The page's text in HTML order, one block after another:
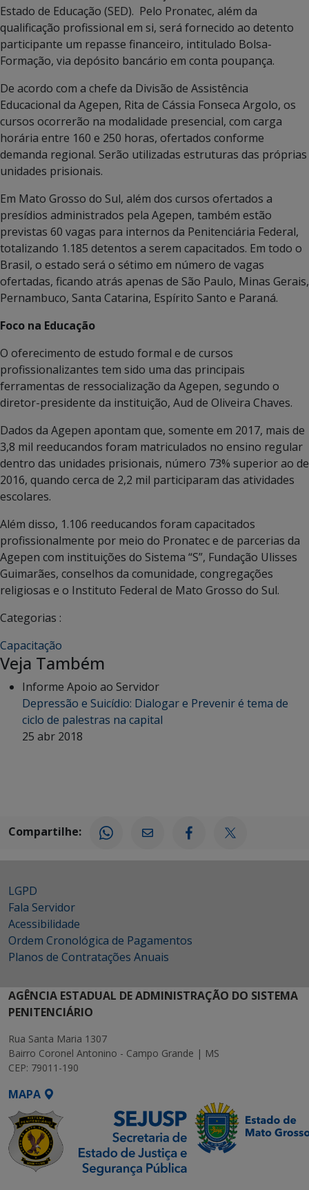
Estado de Educação (SED). Pelo Pronatec, além da
qualificação profissional em si, será fornecido ao detento
participante um repasse financeiro, intitulado Bolsa-
Formação, via depósito bancário em conta poupança.
De acordo com a chefe da Divisão de Assistência
Educacional da Agepen, Rita de Cássia Fonseca Argolo, os
cursos ocorrerão na modalidade presencial, com carga
horária entre 160 e 250 horas, ofertados conforme
demanda regional. Serão utilizadas estruturas das próprias
unidades prisionais.
Em Mato Grosso do Sul, além dos cursos ofertados a
presídios administrados pela Agepen, também estão
previstas 60 vagas para internos da Penitenciária Federal,
totalizando 1.185 detentos a serem capacitados. Em todo o
Brasil, o estado será o sétimo em número de vagas
ofertadas, ficando atrás apenas de São Paulo, Minas Gerais,
Pernambuco, Santa Catarina, Espírito Santo e Paraná.
Foco na Educação
O oferecimento de estudo formal e de cursos
profissionalizantes tem sido uma das principais
ferramentas de ressocialização da Agepen, segundo o
diretor-presidente da instituição, Aud de Oliveira Chaves.
Dados da Agepen apontam que, somente em 2017, mais de
3,8 mil reeducandos foram matriculados no ensino regular
dentro das unidades prisionais, número 73% superior ao de
2016, quando cerca de 2,2 mil participaram das atividades
escolares.
Além disso, 1.106 reeducandos foram capacitados
profissionalmente por meio do Pronatec e de parcerias da
Agepen com instituições do Sistema “S”, Fundação Ulisses
Guimarães, conselhos da comunidade, congregações
religiosas e o Instituto Federal de Mato Grosso do Sul.
Categorias :
Capacitação
Veja Também
Informe Apoio ao Servidor
Depressão e Suicídio: Dialogar e Prevenir é tema de
ciclo de palestras na capital
25 abr 2018
Compartilhe:
LGPD
Fala Servidor
Acessibilidade
Ordem Cronológica de Pagamentos
Planos de Contratações Anuais
AGÊNCIA ESTADUAL DE ADMINISTRAÇÃO DO SISTEMA
PENITENCIÁRIO
Rua Santa Maria 1307
Bairro Coronel Antonino - Campo Grande | MS
CEP: 79011-190
MAPA